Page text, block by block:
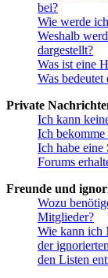
bei?
Wie werde
Weshalb
dargestellt?
Was ist eine
Was
Private
Ich kann
Ich bekomme
Ich habe
Forums
Freunde und
Wozu
Mitglieder?
Wie kann ich
der
den Listen